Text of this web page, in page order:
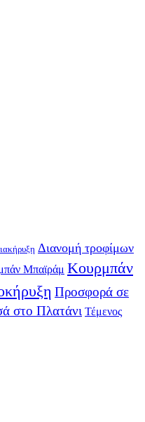
Διανομή τροφίμων
Μπαϊράμ Κουρμπάν
Προσφορά σε
στο Πλατάνι Τέμενος